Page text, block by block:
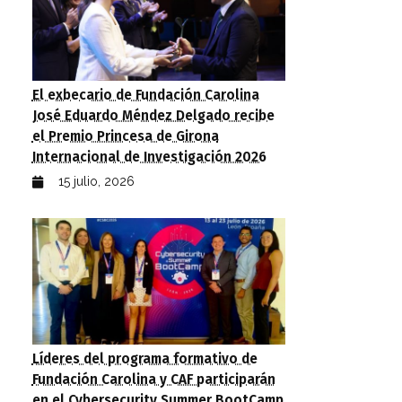
El exbecario de Fundación Carolina
José Eduardo Méndez Delgado recibe
el Premio Princesa de Girona
Internacional de Investigación 2026
15 julio, 2026
Líderes del programa formativo de
Fundación Carolina y CAF participarán